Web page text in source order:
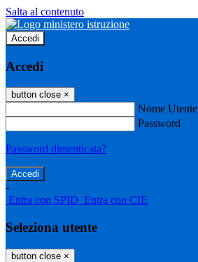
Salta al contenuto
Accedi
Accedi
button close ×
Nome Utente
Password
Password dimenticata?
-
Entra con SPID Entra con CIE
Seleziona utente
button close ×